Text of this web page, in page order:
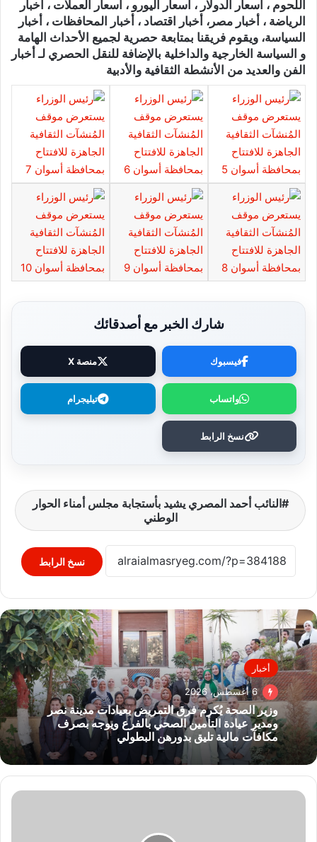
اللحوم ، أسعار الدولار ، أسعار اليورو ، أسعار العملات ، أخبار
الرياضة ، أخبار مصر، أخبار اقتصاد ، أخبار المحافظات ، أخبار
السياسة، ويقوم فريقنا بمتابعة حصرية لجميع الأحداث الهامة
و السياسة الخارجية والداخلية بالإضافة للنقل الحصري لـ أخبار
الفن والعديد من الأنشطة الثقافية والأدبية
شارك الخبر مع أصدقائك
فيسبوك منصة X
واتساب تيليجرام
نسخ الرابط
النائب أحمد المصري يشيد بأستجابة مجلس أمناء الحوار
الوطني
نسخ الرابط
أخبار
6 أغسطس، 2026
وزير الصحة يُكرم فرق التمريض بعيادات مدينة نصر
ومدير عيادة التأمين الصحي بالفرع ويوجه بصرف
مكافآت مالية تليق بدورهن البطولي
الأهلي